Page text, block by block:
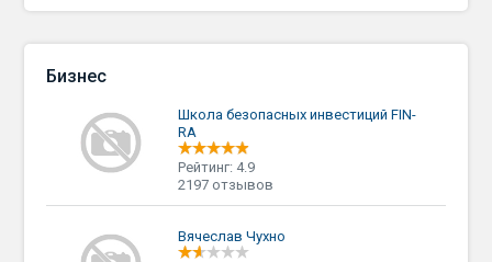
Бизнес
Школа безопасных инвестиций FIN-
RA
Рейтинг: 4.9
2197 отзывов
Вячеслав Чухно